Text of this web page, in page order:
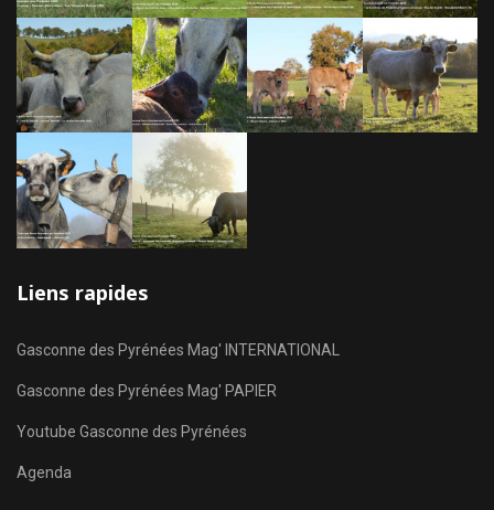
Liens rapides
Gasconne des Pyrénées Mag' INTERNATIONAL
Gasconne des Pyrénées Mag' PAPIER
Youtube Gasconne des Pyrénées
Agenda